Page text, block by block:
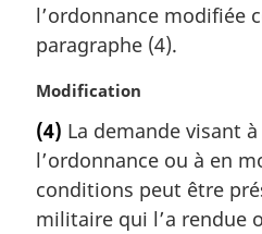
l’ordonnance modifiée
paragraphe (4).
N
t
e
m
a
Modification
(4) La demande visant
l’ordonnance ou à en
conditions peut être
militaire qui l’a rendue